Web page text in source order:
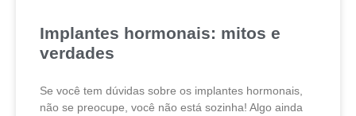
Implantes hormonais: mitos e
verdades
Se você tem dúvidas sobre os implantes hormonais,
não se preocupe, você não está sozinha! Algo ainda